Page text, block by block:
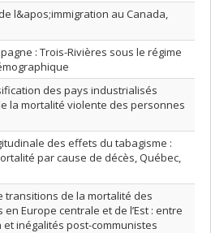
l&apos;immigration au Canada,
: Trois-Rivières sous le régime
des pays industrialisés
la mortalité violente des personnes
des effets du tabagisme :
par cause de décès, Québec,
transitions de la mortalité des
Europe centrale et de l’Est : entre
et inégalités post-communistes